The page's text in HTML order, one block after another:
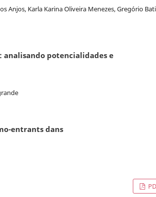
Anjos, Karla Karina Oliveira Menezes, Gregório
potencialidades e
entrants dans